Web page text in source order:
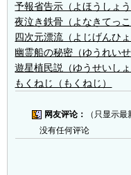
予報省告示（よほうしょう
夜泣き鉄骨（よなきてっこ
四次元漂流（よじげんひょ
幽霊船の秘密（ゆうれいせ
遊星植民説（ゆうせいしょ
もくねじ（もくねじ）
网友评论：
（只显示
没有任何评论